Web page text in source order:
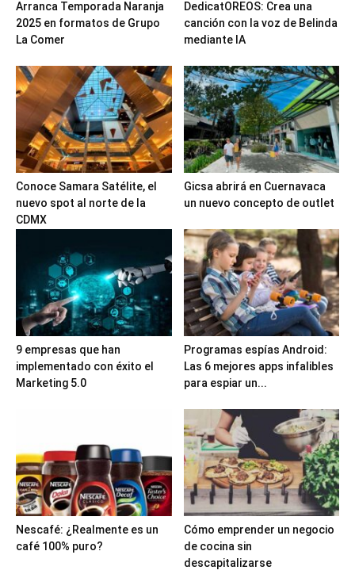
Arranca Temporada Naranja
2025 en formatos de Grupo
La Comer
DedicatOREOS: Crea una
canción con la voz de Belinda
mediante IA
Conoce Samara Satélite, el
nuevo spot al norte de la
CDMX
Gicsa abrirá en Cuernavaca
un nuevo concepto de outlet
9 empresas que han
implementado con éxito el
Marketing 5.0
Programas espías Android:
Las 6 mejores apps infalibles
para espiar un...
Nescafé: ¿Realmente es un
café 100% puro?
Cómo emprender un negocio
de cocina sin
descapitalizarse